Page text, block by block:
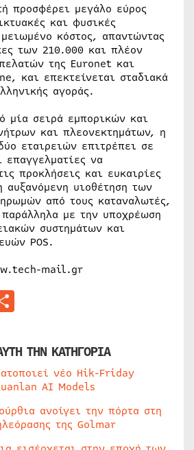
προσφέρει μεγάλο εύρος
και φυσικές
κόστος, απαντώντας
των 210.000 και πλέον
της Euronet και
και επεκτείνεται σταδιακά
αγοράς.
μία σειρά εμπορικών και
και πλεονεκτημάτων, η
εταιρειών επιτρέπει σε
επαγγελματίες να
προκλήσεις και ευκαιρίες
αυξανόμενη υιοθέτηση των
από τους καταναλωτές,
παράλληλα με την υποχρέωση
συστημάτων και
POS.
mail.gr
ΤΗΝ ΚΑΤΗΓΟΡΙΑ
νέο Hik-Friday
AI Models
ανοίγει την πόρτα στη
της Golmar